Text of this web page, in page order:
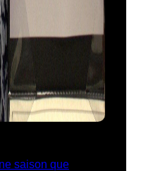
saison que